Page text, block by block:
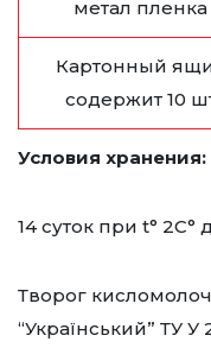
метал пленка
Картонный
содержит 10
Условия хранения:
14 суток при t° 2С°
Творог
“Український” ТУ